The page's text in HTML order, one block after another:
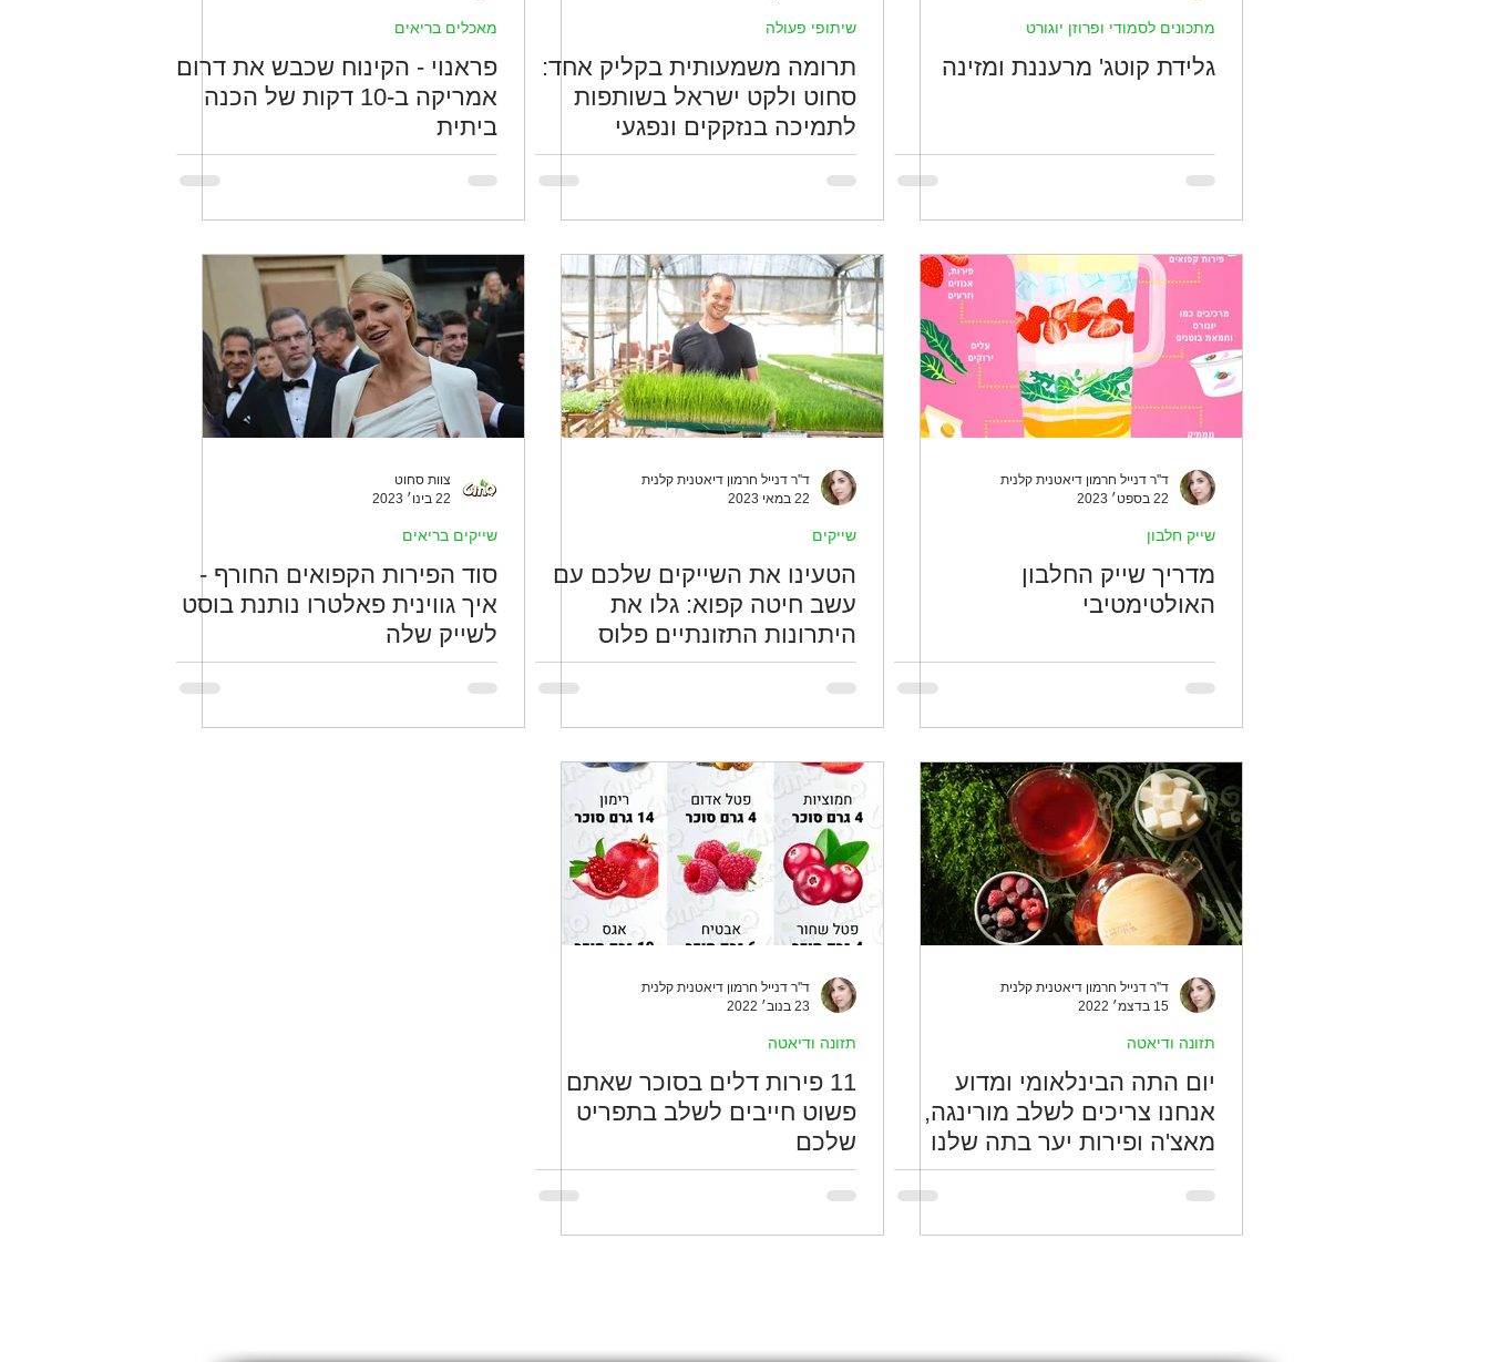
מתכונים לסמודי ופרוזן יוגורט
גלידת קוטג' מרעננת ומזינה
שיתופי פעולה
תרומה משמעותית בקליק אחד:
סחוט ולקט ישראל בשותפות
לתמיכה בנזקקים ונפגעי
מלחמה 🤝
מאכלים בריאים
פראנוי - הקינוח שכבש את דרום
אמריקה ב-10 דקות של הכנה
ביתית
ד''ר דנייל חרמון דיאטנית קלנית
22 בספט׳ 2023
שייק חלבון
מדריך שייק החלבון
האולטימטיבי
ד''ר דנייל חרמון דיאטנית קלנית
22 במאי 2023
שייקים
הטעינו את השייקים שלכם עם
עשב חיטה קפוא: גלו את
היתרונות התזונתיים פלוס
מתכונים טעימים
צוות סחוט
22 בינו׳ 2023
שייקים בריאים
סוד הפירות הקפואים החורף -
איך גווינית פאלטרו נותנת בוסט
לשייק שלה
ד''ר דנייל חרמון דיאטנית קלנית
15 בדצמ׳ 2022
תזונה ודיאטה
יום התה הבינלאומי ומדוע
אנחנו צריכים לשלב מורינגה,
מאצ'ה ופירות יער בתה שלנו
ד''ר דנייל חרמון דיאטנית קלנית
23 בנוב׳ 2022
תזונה ודיאטה
11 פירות דלים בסוכר שאתם
פשוט חייבים לשלב בתפריט
שלכם